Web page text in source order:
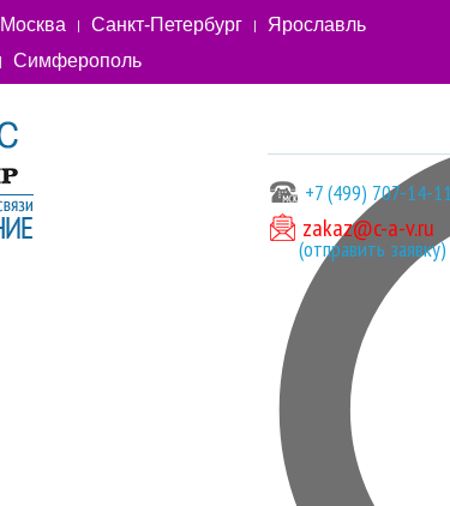
Москва Санкт-Петербург
Ярославль
Симферополь
+7 (499) 707-14-11
zakaz@c-a-v.ru
(отправить заявку)